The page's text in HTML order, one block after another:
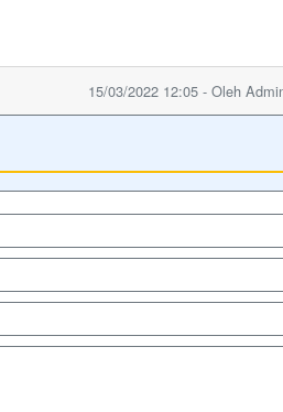
15/03/2022 12:05 - Oleh